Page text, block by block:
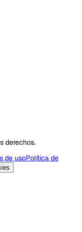
derechos.
de usoPolítica de